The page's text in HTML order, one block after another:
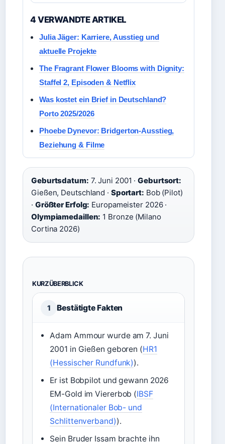
4 VERWANDTE ARTIKEL
Julia Jäger: Karriere, Ausstieg und
aktuelle Projekte
The Fragrant Flower Blooms with Dignity:
Staffel 2, Episoden & Netflix
Was kostet ein Brief in Deutschland?
Porto 2025/2026
Phoebe Dynevor: Bridgerton-Ausstieg,
Beziehung & Filme
Geburtsdatum: 7. Juni 2001 ·Geburtsort:
Gießen, Deutschland · Sportart: Bob (Pilot)
· Größter Erfolg: Europameister 2026 ·
Olympiamedaillen: 1 Bronze (Milano
Cortina 2026)
KURZÜBERBLICK
1 Bestätigte Fakten
Adam Ammour wurde am 7. Juni
2001 in Gießen geboren (HR1
(Hessischer Rundfunk)).
Er ist Bobpilot und gewann 2026
EM-Gold im Viererbob (IBSF
(Internationaler Bob- und
Schlittenverband)).
Sein Bruder Issam brachte ihn